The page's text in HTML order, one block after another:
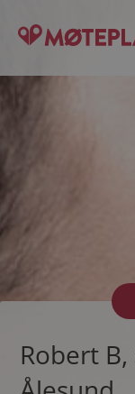
Robert